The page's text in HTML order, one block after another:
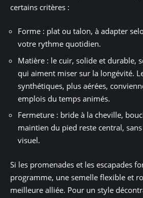
certains critères :
Forme : plat ou talon, à adapter
votre rythme quotidien.
Matière : le cuir, solide et durable,
qui aiment miser sur la longévité.
synthétiques, plus aérées,
emplois du temps animés.
Fermeture : bride à la cheville,
maintien du pied reste central, sans
visuel.
Si les promenades et les escapades
programme, une semelle flexible et
meilleure alliée. Pour un style